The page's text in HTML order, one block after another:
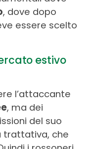
, dove dopo
essere scelto
estivo
l’attaccante
, ma dei
del suo
trattativa, che